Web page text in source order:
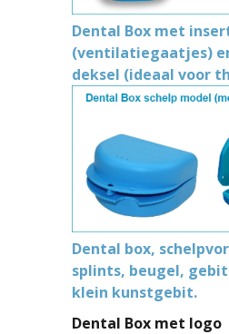
Dental Box met
(ventilatiegaatjes)
deksel (ideaal voor
Dental box,
splints, beugel,
klein kunstgebit.
Dental Box met logo